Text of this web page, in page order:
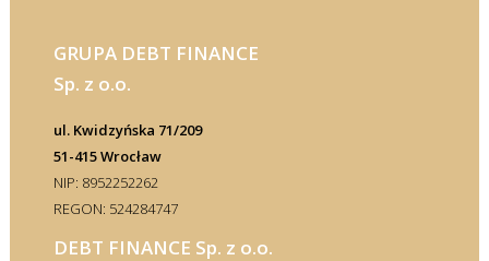
GRUPA DEBT FINANCE
Sp. z o.o.
ul. Kwidzyńska 71/209
51-415 Wrocław
NIP: 8952252262
REGON: 524284747
DEBT FINANCE Sp. z o.o.